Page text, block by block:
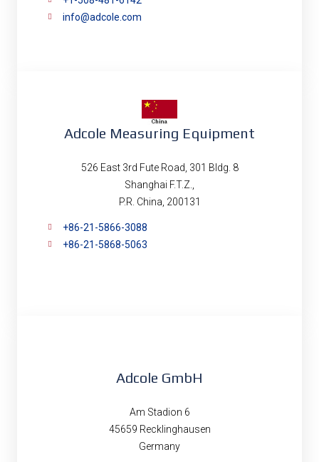
info@adcole.com
Adcole Measuring Equipment
526 East 3rd Fute Road, 301 Bldg. 8
Shanghai F.T.Z.,
P.R. China, 200131
+86-21-5866-3088
+86-21-5868-5063
Adcole GmbH
Am Stadion 6
45659 Recklinghausen
Germany